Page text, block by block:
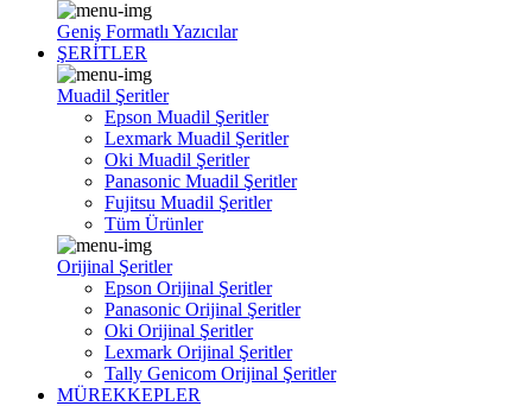
Geniş Formatlı Yazıcılar
ŞERİTLER
Muadil Şeritler
Epson Muadil Şeritler
Lexmark Muadil Şeritler
Oki Muadil Şeritler
Panasonic Muadil Şeritler
Fujitsu Muadil Şeritler
Tüm Ürünler
Orijinal Şeritler
Epson Orijinal Şeritler
Panasonic Orijinal Şeritler
Oki Orijinal Şeritler
Lexmark Orijinal Şeritler
Tally Genicom Orijinal Şeritler
MÜREKKEPLER